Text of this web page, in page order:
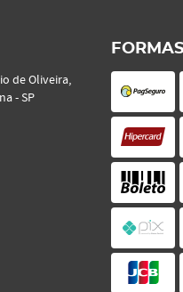
de Oliveira,
-SP